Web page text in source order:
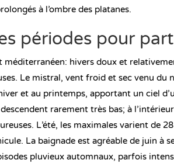
à l’ombre des platanes.
périodes pour
hivers doux et
Le mistral, vent froid et sec venu du
et au printemps, apportant un ciel
rarement très bas; à
L’été, les maximales varient de 28
La baignade est agréable de juin à
pluvieux automnaux, parfois